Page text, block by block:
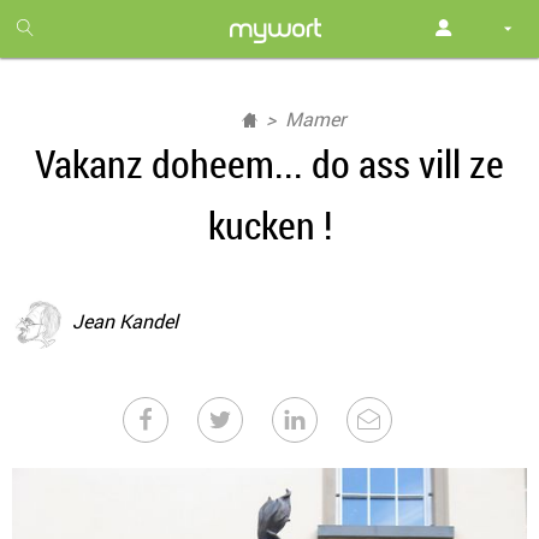
month
free
Mamer
Vakanz doheem... do ass vill ze
kucken !
Jean Kandel